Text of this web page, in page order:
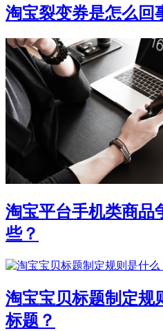
淘宝裂变券是怎么回
淘宝平台手机类商品
些？
淘宝宝贝标题制定规
标题？